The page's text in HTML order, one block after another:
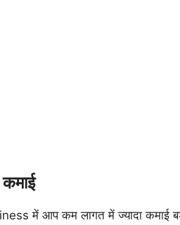
में आप कम लागत में ज्यादा कमाई